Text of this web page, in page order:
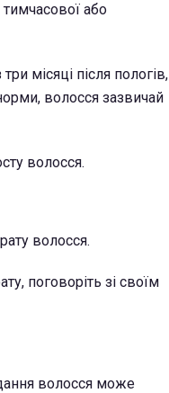
або
місяці після пологів,
волосся зазвичай
волосся.
волосся.
поговоріть зі своїм
волосся може